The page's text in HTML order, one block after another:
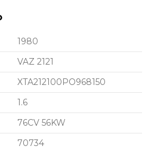
1980
VAZ 2121
XTA212100PO968150
1.6
76CV 56KW
70734